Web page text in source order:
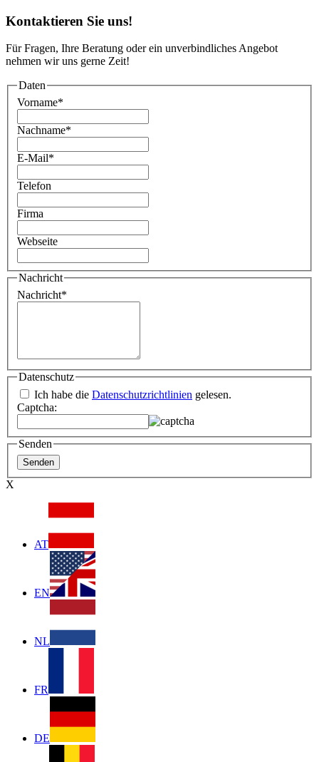
Kontaktieren Sie uns!
Für Fragen, Ihre Beratung oder ein unverbindliches Angebot
nehmen wir uns gerne Zeit!
Daten
Vorname*
Nachname*
E-Mail*
Telefon
Firma
Webseite
Nachricht
Nachricht*
Datenschutz
Ich habe die Datenschutzrichtlinien gelesen.
Captcha:
Senden
X
AT
EN
NL
FR
DE